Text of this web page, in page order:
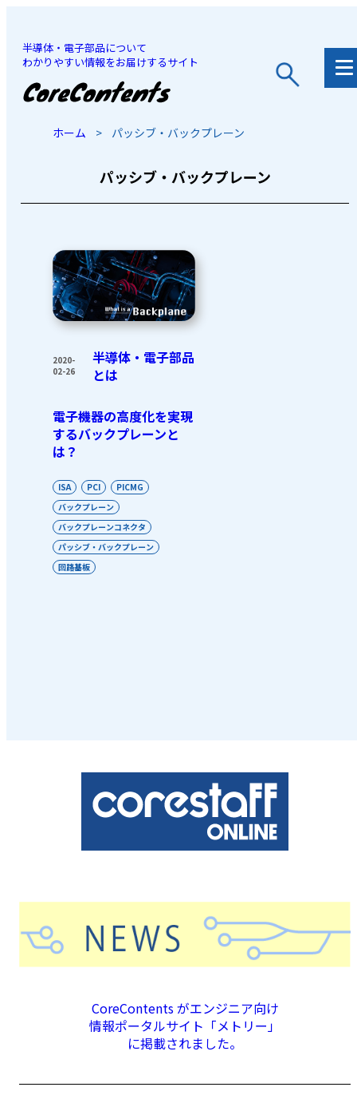
半導体・電子部品について
わかりやすい情報をお届けするサイト
JP
ホーム > パッシブ・バックプレーン
パッシブ・バックプレーン
2020-
02-26
半導体・電子部品
とは
電子機器の高度化を実現
するバックプレーンと
は？
ISA PCI
PICMG
バックプレーン
バックプレーンコネクタ
パッシブ・バックプレーン
回路基板
CoreContents がエンジニア向け
情報ポータルサイト「メトリー」
に掲載されました。